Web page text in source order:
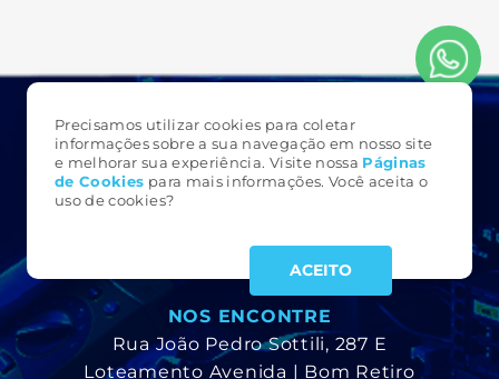
Precisamos utilizar cookies para coletar
informações sobre a sua navegação em nosso site
e melhorar sua experiência. Visite nossa Páginas
de Cookies para mais informações. Você aceita o
uso de cookies?
ACEITO
NOS ENCONTRE
Rua João Pedro Sottili, 287 E
Loteamento Avenida | Bom Retiro
FALE CONOSCO
(49)3323 6161